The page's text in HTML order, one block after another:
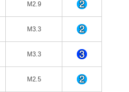
M2.9
M3.3
M3.3
M2.5